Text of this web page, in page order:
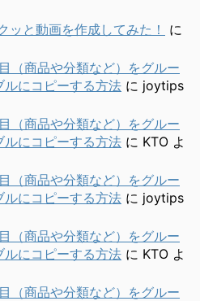
と動画を作成してみた！
に
（商品や分類など）をグルー
にコピーする方法 に joytips
（商品や分類など）をグルー
にコピーする方法 に KTO よ
（商品や分類など）をグルー
にコピーする方法 に joytips
（商品や分類など）をグルー
にコピーする方法 に KTO よ
（商品や分類など）をグルー